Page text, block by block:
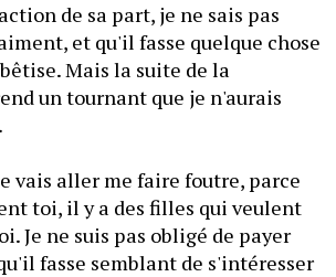
de sa part, je ne sais pas
et qu'il fasse quelque chose
Mais la suite de la
un tournant que je n'aurais
vais aller me faire foutre, parce
toi, il y a des filles qui veulent
Je ne suis pas obligé de payer
fasse semblant de s'intéresser